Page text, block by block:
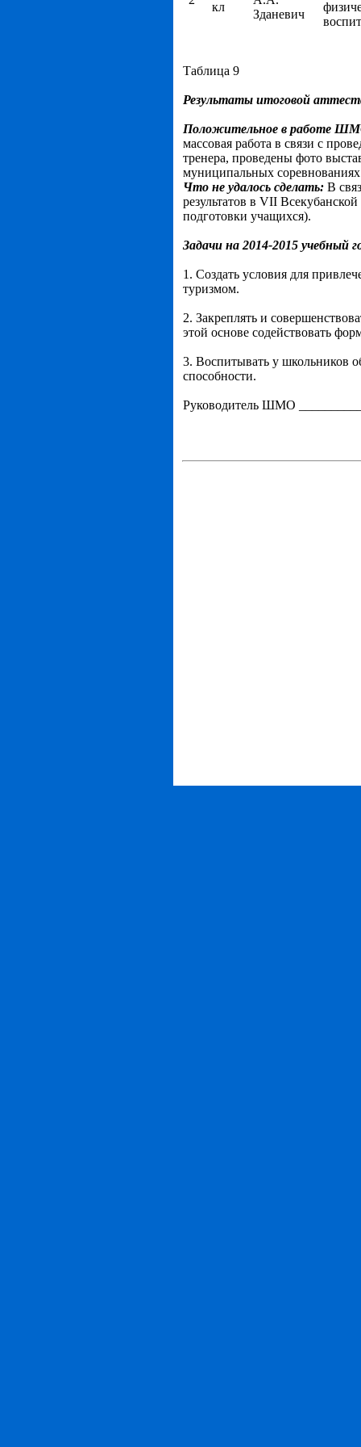
кл
Зданевич
Таблица 9
Результаты итоговой
Положительное в работе
массовая работа в связи с
тренера, проведены фото
муниципальных
Что не удалось сделать: В
результатов в VII
подготовки учащихся).
Задачи на 2014-2015 учебный
1. Создать условия для
туризмом.
2. Закреплять и
этой основе содействовать
3. Воспитывать у школьников
способности.
Руководитель ШМО